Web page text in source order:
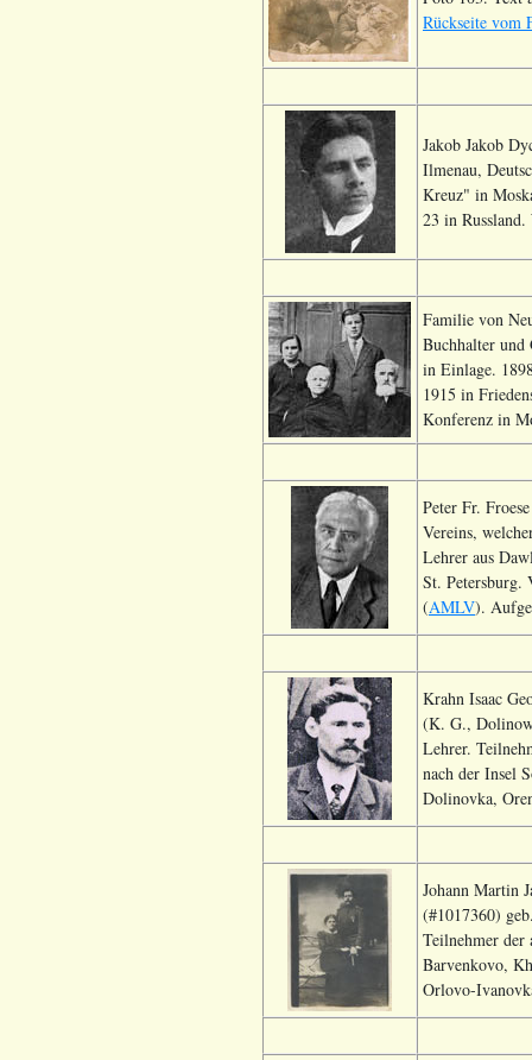
Rückseite vom
Jakob Jakob
Ilmenau,
Kreuz" in
23 in
Familie von
Buchhalter und
in Einlage.
1915 in
Konferenz in
Peter Fr.
Vereins,
Lehrer aus
St. Petersburg.
(AMLV).
Krahn Isaac
(K. G.,
Lehrer.
nach der Insel
Dolinovka,
Johann Martin
(#1017360)
Teilnehmer der
Barvenkovo,
Orlovo-